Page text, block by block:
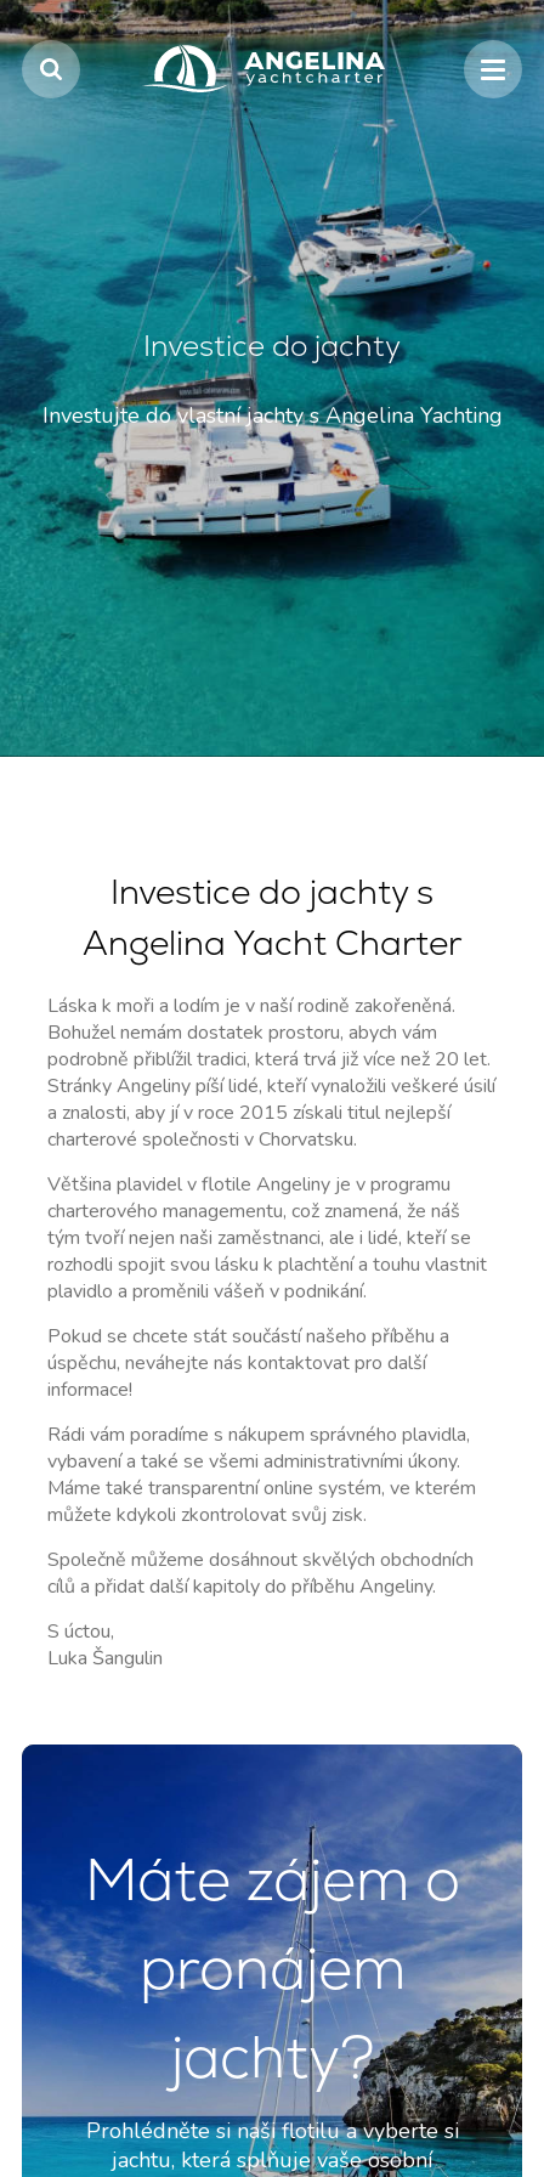
Investice do jachty
Investujte do vlastní jachty s Angelina Yachting
Investice do jachty s
Angelina Yacht Charter
Láska k moři a lodím je v naší rodině zakořeněná.
Bohužel nemám dostatek prostoru, abych vám
podrobně přiblížil tradici, která trvá již více než 20 let.
Stránky Angeliny píší lidé, kteří vynaložili veškeré úsilí
a znalosti, aby jí v roce 2015 získali titul nejlepší
charterové společnosti v Chorvatsku.
Většina plavidel v flotile Angeliny je v programu
charterového managementu, což znamená, že náš
tým tvoří nejen naši zaměstnanci, ale i lidé, kteří se
rozhodli spojit svou lásku k plachtění a touhu vlastnit
plavidlo a proměnili vášeň v podnikání.
Pokud se chcete stát součástí našeho příběhu a
úspěchu, neváhejte nás kontaktovat pro další
informace!
Rádi vám poradíme s nákupem správného plavidla,
vybavení a také se všemi administrativními úkony.
Máme také transparentní online systém, ve kterém
můžete kdykoli zkontrolovat svůj zisk.
Společně můžeme dosáhnout skvělých obchodních
cílů a přidat další kapitoly do příběhu Angeliny.
S úctou,
Luka Šangulin
Máte zájem o
pronájem
jachty?
Prohlédněte si naši flotilu a vyberte si
jachtu, která splňuje vaše osobní